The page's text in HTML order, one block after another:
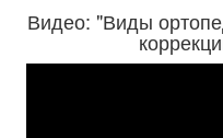
Видео: "Виды